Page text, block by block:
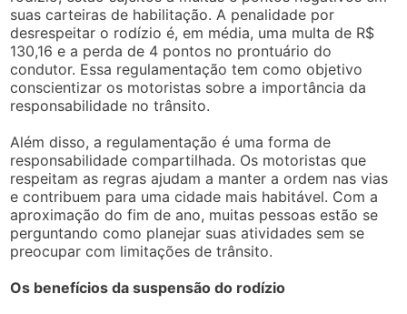
suas carteiras de habilitação. A penalidade por
desrespeitar o rodízio é, em média, uma multa de R$
130,16 e a perda de 4 pontos no prontuário do
condutor. Essa regulamentação tem como objetivo
conscientizar os motoristas sobre a importância da
responsabilidade no trânsito.
Além disso, a regulamentação é uma forma de
responsabilidade compartilhada. Os motoristas que
respeitam as regras ajudam a manter a ordem nas vias
e contribuem para uma cidade mais habitável. Com a
aproximação do fim de ano, muitas pessoas estão se
perguntando como planejar suas atividades sem se
preocupar com limitações de trânsito.
Os benefícios da suspensão do rodízio